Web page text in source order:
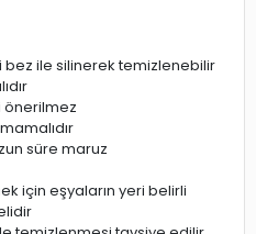
ile silinerek temizlenebilir
önerilmez
süre maruz
için eşyaların yeri belirli